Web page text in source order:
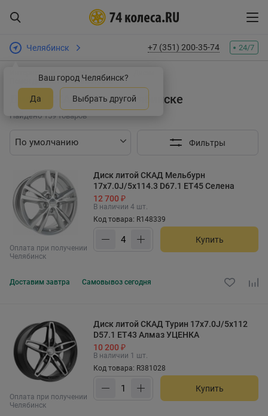
Челябинск
Ваш город Челябинск?
Да Выбрать другой
+7 (351) 200-35-74 24/7
Интернет-магазин шин и дисков
Поиск дисков по параметрам:
Диски СКАД R17 в Челябинске
Найдено 159 товаров
Фильтры
Оплата при получении
Челябинск
Диск литой СКАД Мельбурн
17x7.0J/5x114.3 D67.1 ET45 Селена
12 700 ₽
В наличии 4 шт.
Код товара: R148339
Купить
Доставим завтра Самовывоз сегодня
Оплата при получении
Челябинск
Диск литой СКАД Турин 17x7.0J/5x112
D57.1 ET43 Алмаз УЦЕНКА
10 200 ₽
В наличии 1 шт.
Код товара: R381028
Купить